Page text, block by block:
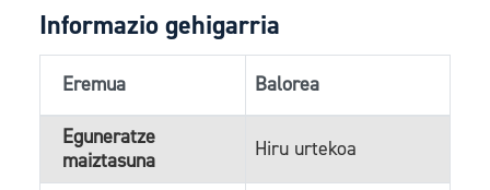
Informazio gehigarria
Eremua Balorea
Eguneratze
maiztasuna
Hiru urtekoa